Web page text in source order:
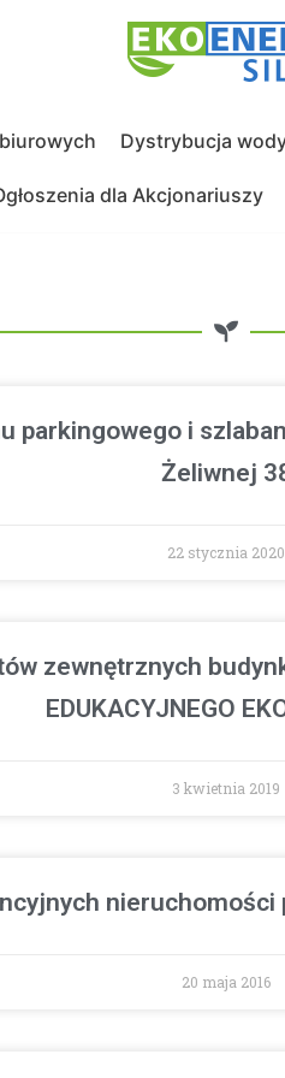
Dystrybucja
dla Akcjonariuszy
parkingowego i
Żeliwnej
22 stycznia 2020
zewnętrznych
EDUKACYJNEGO
3 kwietnia 2019
nieruchomości
20 maja 2016